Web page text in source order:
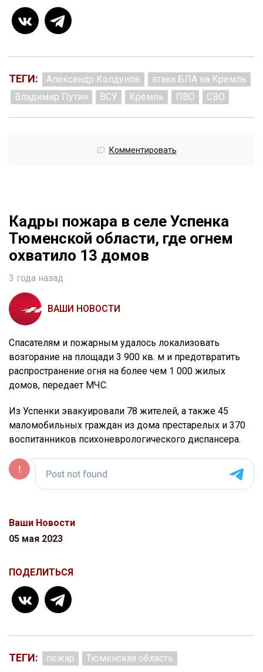
ТЕГИ: Александр Колдунов
атака БЛА на Кремль
Владимир Путин
ВСУ Кремль ПВО СВО
Комментировать
Кадры пожара в селе Успенка
Тюменской области, где огнем
охватило 13 домов
3 года назад
ВАШИ НОВОСТИ
Спасателям и пожарным удалось локализовать
возгорание на площади 3 900 кв. м и предотвратить
распространение огня на более чем 1 000 жилых
домов, передает МЧС.
Из Успенки эвакуировали 78 жителей, а также 45
маломобильных граждан из дома престарелых и 370
воспитанников психоневрологического диспансера.
Ваши Новости
05 мая 2023
ПОДЕЛИТЬСЯ
ТЕГИ: пожар Тюменская область